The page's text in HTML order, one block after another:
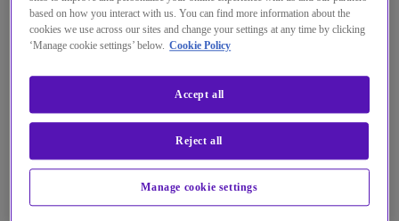
donc essentiel pour vous de
distinguer les éléments sur
lesquels votre équipe doit se
concentrer et ceux qui peuvent
être gérés via des services tiers.
Même si vous y parvenez, la pénurie
d'analystes sécurité qualifiés pourrait vous
based on how you interact with us. You can find more information about the
cookies we use across our sites and change your settings at any time by clicking
‘Manage cookie settings’ below. Cookie Policy
Manage cookie settings
Reject all
Accept all